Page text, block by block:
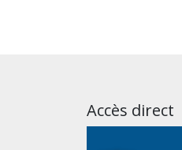
Accès direct